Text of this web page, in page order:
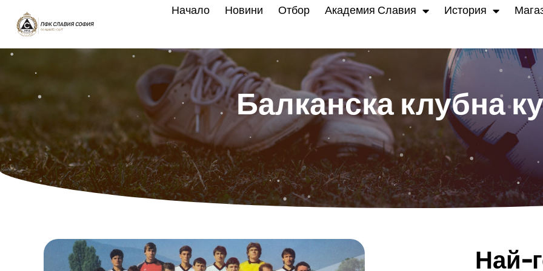
content
Начало Новини Отбор Академия Славия История
Балканска клубна
Най-